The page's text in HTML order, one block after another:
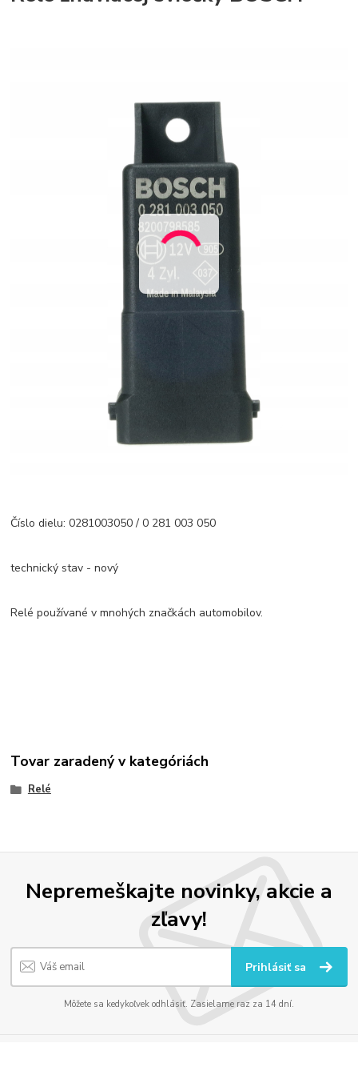
Číslo dielu: 0281003050 / 0 281 003 050
technický stav - nový
Relé používané v mnohých značkách automobilov.
Tovar zaradený v kategóriách
Relé
Nepremeškajte novinky, akcie a
zľavy!
Prihlásiť sa
Môžete sa kedykoľvek odhlásiť. Zasielame raz za 14 dní.